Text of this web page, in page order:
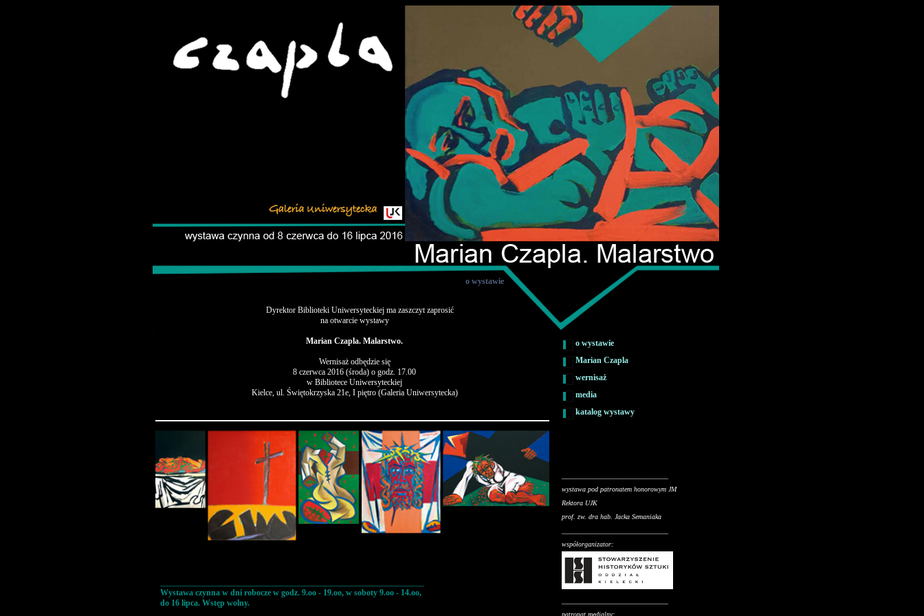
o wystawie
Dyrektor Biblioteki Uniwersyteckiej ma zaszczyt zaprosić
na otwarcie wystawy
Marian Czapla. Malarstwo.
Wernisaż odbędzie się
8 czerwca 2016 (środa) o godz. 17.00
w Bibliotece Uniwersyteckiej
Kielce, ul. Świętokrzyska 21e, I piętro (Galeria Uniwersytecka)
Wystawa czynna w dni robocze w godz. 9.oo - 19.oo, w soboty 9.oo - 14.oo,
do 16 lipca. Wstęp wolny.
o wystawie
Marian Czapla
wernisaż
media
katalog wystawy
wystawa pod patronatem honorowym JM
Rektora UJK
prof. zw. dra hab. Jacka Semaniaka
współorganizator:
patronat medialny: